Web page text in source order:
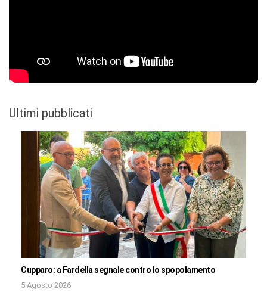
Ultimi pubblicati
Cupparo: a Fardella segnale contro lo spopolamento
5 Agosto 2026